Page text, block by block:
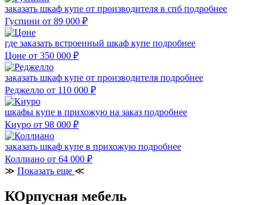
заказать шкаф купе от производителя в спб подробнее
Гуспини от 89 000 ₽
где заказать встроенный шкаф купе подробнее
Цоне от 350 000 ₽
заказать шкаф купе от производителя подробнее
Реджелло от 110 000 ₽
шкафы купе в прихожую на заказ подробнее
Киуро от 98 000 ₽
заказать шкаф купе в прихожую подробнее
Коллиано от 64 000 ₽
≫ Показать еще ≪
КОрпусная мебель